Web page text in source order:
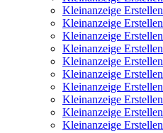
Kleinanzeige Erstellen
Kleinanzeige Erstellen
Kleinanzeige Erstellen
Kleinanzeige Erstellen
Kleinanzeige Erstellen
Kleinanzeige Erstellen
Kleinanzeige Erstellen
Kleinanzeige Erstellen
Kleinanzeige Erstellen
Kleinanzeige Erstellen